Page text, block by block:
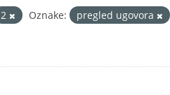
2 Oznake: pregled ugovora